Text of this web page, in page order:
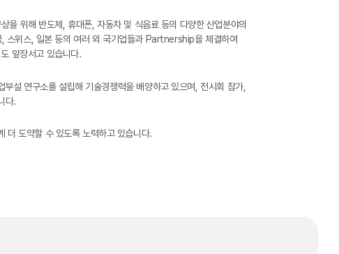
위해 반도체, 휴대폰, 자동차 및 식음료 등의 다양한 산업분야의
위스, 일본 등의 여러 외 국기업들과 Partnership을 체결하여
앞장서고 있습니다.
설 연구소를 설립해 기술경쟁력을 배양하고 있으며, 전시회 참가,
다.
더 도약할 수 있도록 노력하고 있습니다.